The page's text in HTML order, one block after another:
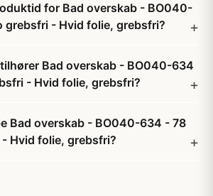
for Bad overskab - BO040-
grebsfri - Hvid folie, grebsfri?
Bad overskab - BO040-634
- Hvid folie, grebsfri?
Bad overskab - BO040-634 - 78
Hvid folie, grebsfri?